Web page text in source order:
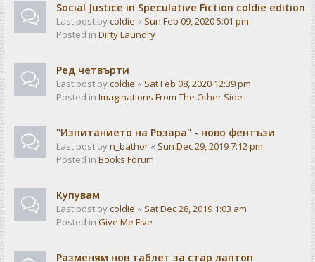
Social Justice in Speculative Fiction coldie edition
Last post bycoldie « Sun Feb 09, 2020 5:01 pm
Posted in Dirty Laundry
Ред четвърти
Last post bycoldie « Sat Feb 08, 2020 12:39 pm
Posted in Imaginations From The Other Side
"Изпитанието на Розара" - ново фентъзи
Last post byn_bathor « Sun Dec 29, 2019 7:12 pm
Posted in Books Forum
Купувам
Last post bycoldie « Sat Dec 28, 2019 1:03 am
Posted in Give Me Five
Разменям нов таблет за стар лаптоп